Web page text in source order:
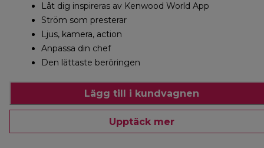
Låt dig inspireras av Kenwood World App
Ström som presterar
Ljus, kamera, action
Anpassa din chef
Den lättaste beröringen
Lägg till i kundvagnen
Upptäck mer